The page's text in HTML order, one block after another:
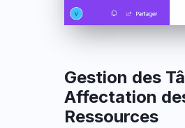
Gestion des
Affectation
Ressources